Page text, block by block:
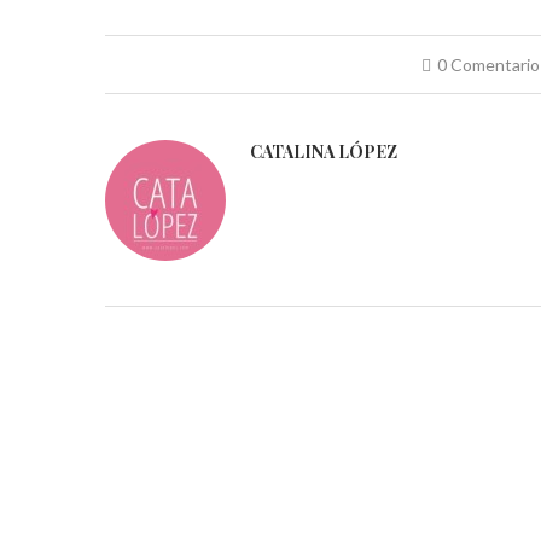
0 Comentario
CATALINA LÓPEZ